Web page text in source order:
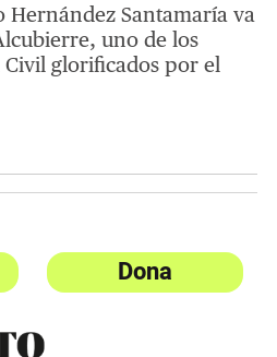
Hernández Santamaría va
uno de los
Civil glorificados por el
Dona